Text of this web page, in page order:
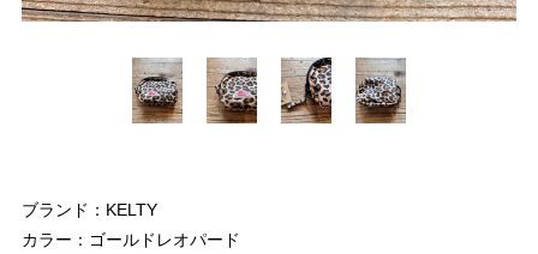
ブランド：KELTY
カラー：ゴールドレオパード